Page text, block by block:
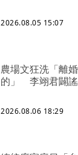
2026.08.05 15:07
農場文狂洗「離
的」 李翊君闢
2026.08.06 18:29